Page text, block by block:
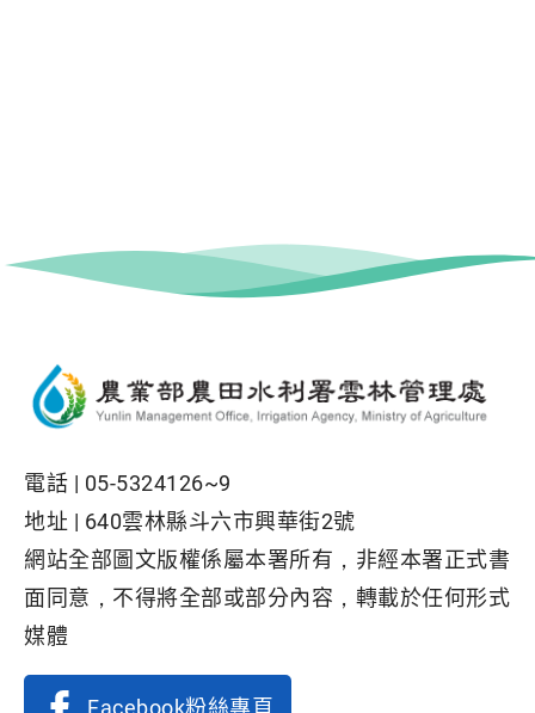
電話 | 05-5324126~9
地址 | 640雲林縣斗六市興華街2號
網站全部圖文版權係屬本署所有，非經本署正式書
面同意，不得將全部或部分內容，轉載於任何形式
媒體
Facebook粉絲專頁